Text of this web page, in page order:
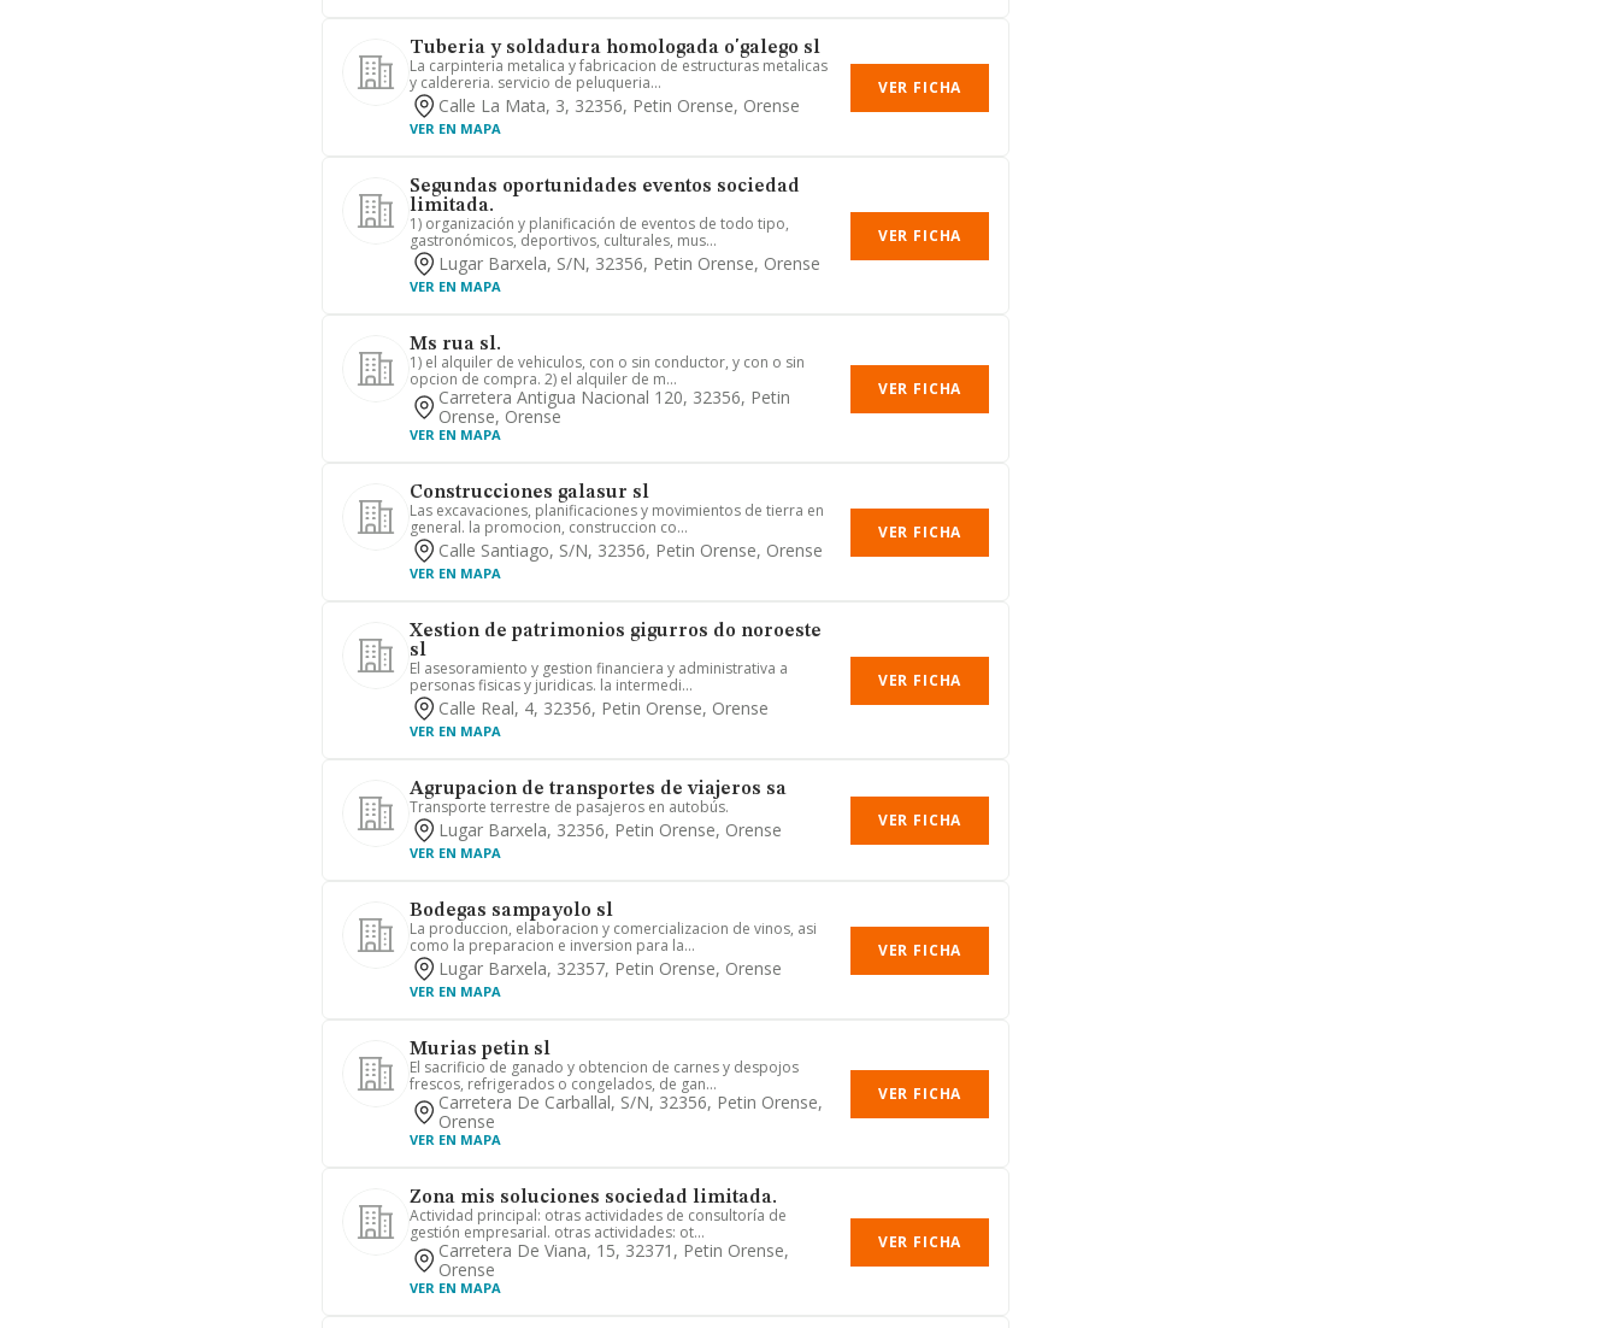
Tuberia y soldadura homologada o'galego sl
La carpinteria metalica y fabricacion de estructuras metalicas
y caldereria. servicio de peluqueria...
Calle La Mata, 3, 32356, Petin Orense, Orense
VER EN MAPA
VER FICHA
Segundas oportunidades eventos sociedad
limitada.
1) organización y planificación de eventos de todo tipo,
gastronómicos, deportivos, culturales, mus...
Lugar Barxela, S/n, 32356, Petin Orense, Orense
VER EN MAPA
VER FICHA
Ms rua sl.
1) el alquiler de vehiculos, con o sin conductor, y con o sin
opcion de compra. 2) el alquiler de m...
Carretera Antigua Nacional 120, 32356, Petin
Orense, Orense
VER EN MAPA
VER FICHA
Construcciones galasur sl
Las excavaciones, planificaciones y movimientos de tierra en
general. la promocion, construccion co...
Calle Santiago, S/n, 32356, Petin Orense, Orense
VER EN MAPA
VER FICHA
Xestion de patrimonios gigurros do noroeste
sl
El asesoramiento y gestion financiera y administrativa a
personas fisicas y juridicas. la intermedi...
Calle Real, 4, 32356, Petin Orense, Orense
VER EN MAPA
VER FICHA
Agrupacion de transportes de viajeros sa
Transporte terrestre de pasajeros en autobús.
Lugar Barxela, 32356, Petin Orense, Orense
VER EN MAPA
VER FICHA
Bodegas sampayolo sl
La produccion, elaboracion y comercializacion de vinos, asi
como la preparacion e inversion para la...
Lugar Barxela, 32357, Petin Orense, Orense
VER EN MAPA
VER FICHA
Murias petin sl
El sacrificio de ganado y obtencion de carnes y despojos
frescos, refrigerados o congelados, de gan...
Carretera De Carballal, S/n, 32356, Petin Orense,
Orense
VER EN MAPA
VER FICHA
Zona mis soluciones sociedad limitada.
Actividad principal: otras actividades de consultoría de
gestión empresarial. otras actividades: ot...
Carretera De Viana, 15, 32371, Petin Orense,
Orense
VER EN MAPA
VER FICHA